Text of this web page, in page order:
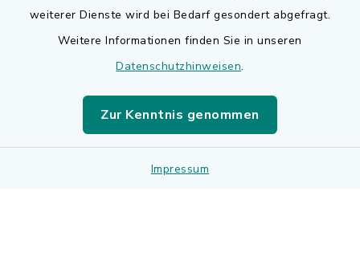
weiterer Dienste wird bei Bedarf gesondert abgefragt.
Weitere Informationen finden Sie in unseren
Datenschutzhinweisen.
Zur Kenntnis genommen
Impressum
Barrierefreiheit
Impressum
Sitemap